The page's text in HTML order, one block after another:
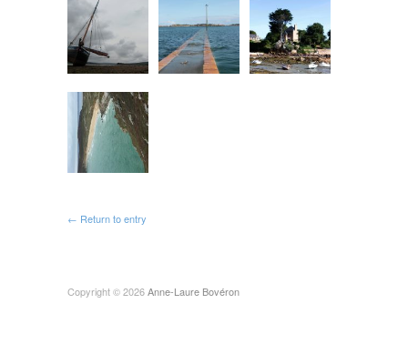
← Return to entry
Copyright © 2026Anne-Laure Bovéron